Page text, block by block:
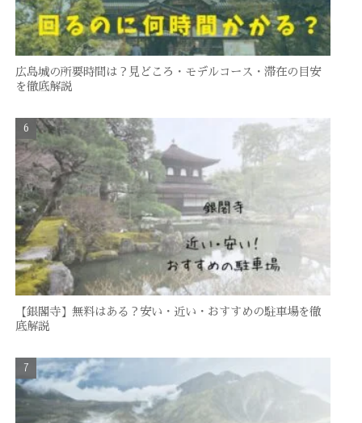
広島城の所要時間は？見どころ・モデルコース・滞在の目安
を徹底解説
【銀閣寺】無料はある？安い・近い・おすすめの駐車場を徹
底解説